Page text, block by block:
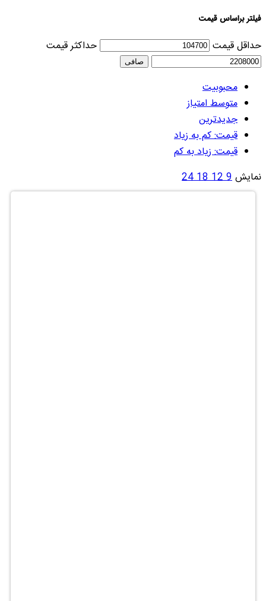
فیلتر براساس قیمت
حداقل قیمت حداكثر قيمت
صافی
محبوبیت
متوسط امتیاز
جدیدترین
قیمت: کم به زیاد
قیمت: زیاد به کم
نمایش9
12
18
24